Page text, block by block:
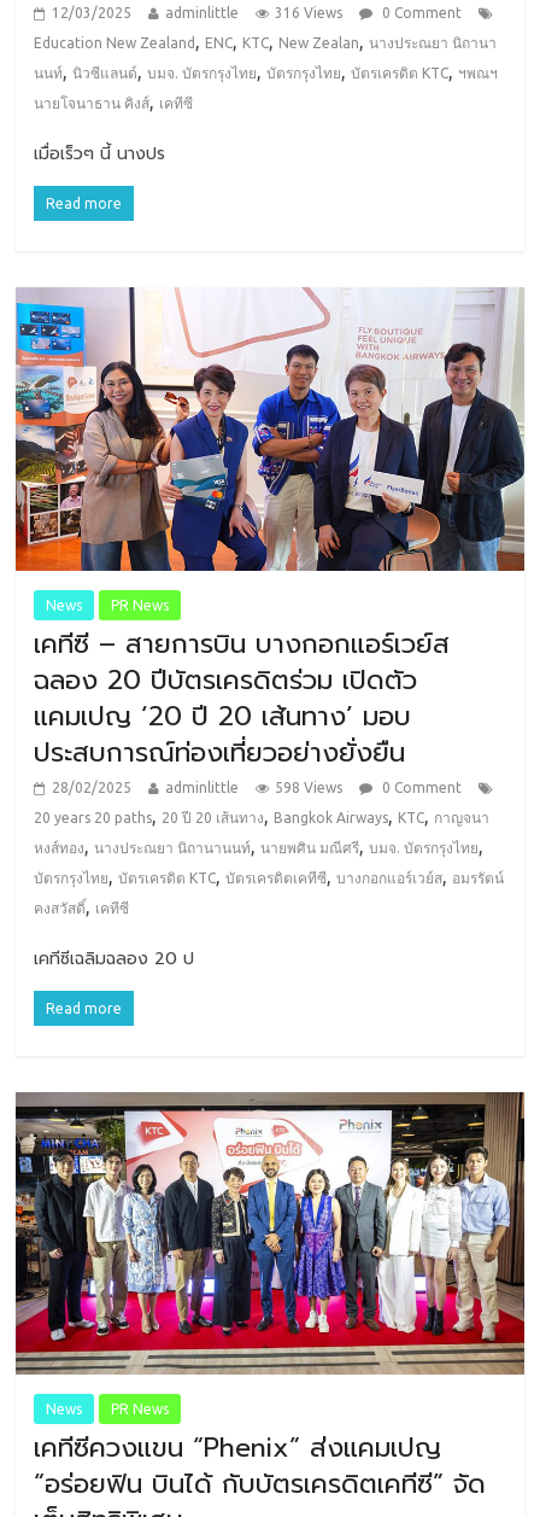
12/03/2025 adminlittle 316 Views
0 Comment
Education New Zealand , ENC, KTC, New Zealan,นางประณยา นิถานา
นนท์,นิวซีแลนด์,บมจ. บัตรกรุงไทย,บัตรกรุงไทย,บัตรเครดิต KTC, ฯพณฯ
นายโจนาธาน คิงส์, เคทีซี
เมื่อเร็วๆ นี้ นางปร
Read more
News PR News
เคทีซี – สายการบิน บางกอกแอร์เวย์ส
ฉลอง 20 ปีบัตรเครดิตร่วม เปิดตัว
แคมเปญ ‘20 ปี 20 เส้นทาง’ มอบ
ประสบการณ์ท่องเที่ยวอย่างยั่งยืน
28/02/2025 adminlittle 598 Views
0 Comment
20 years 20 paths, 20 ปี 20 เส้นทาง, Bangkok Airways, KTC, กาญจนา
หงส์ทอง,นางประณยา นิถานานนท์,นายพศิน มณีศรี,บมจ. บัตรกรุงไทย,
บัตรกรุงไทย,บัตรเครดิต KTC,บัตรเครดิตเคทีซี,บางกอกแอร์เวย์ส, อมรรัตน์
คงสวัสดิ์, เคทีซี
เคทีซีเฉลิมฉลอง 20 ป
Read more
News PR News
เคทีซีควงแขน “Phenix” ส่งแคมเปญ
“อร่อยฟิน บินได้ กับบัตรเครดิตเคทีซี” จัด